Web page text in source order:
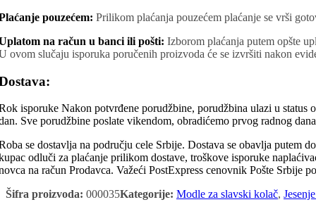
pouzećem: Prilikom plaćanja pouzećem plaćanje se vrši
na račun u banci ili pošti: Izborom plaćanja putem opšte
ovom slučaju isporuka poručenih proizvoda će se izvršiti nakon
isporuke Nakon potvrđene porudžbine, porudžbina ulazi u status
Sve porudžbine poslate vikendom, obradićemo prvog radnog
se dostavlja na području cele Srbije. Dostava se obavlja putem
odluči za plaćanje prilikom dostave, troškove isporuke
na račun Prodavca. Važeći PostExpress cenovnik Pošte Srbije
Šifra proizvoda: 000035Kategorije: Modle za slavski kolač,